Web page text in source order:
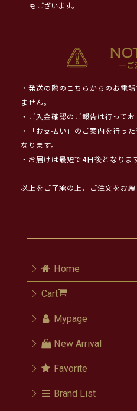
もございます。
・発送の際のこちらからのお電
ません。
・ご入金確認のご報告は行ってお
・「お支払い」のご案内を行っ
なります。
・お届けは最短で4日後となりま
以上をご了承の上、ご注文をお願
Home
Cart
Mypage
New Arrival
Favorite
Brand List